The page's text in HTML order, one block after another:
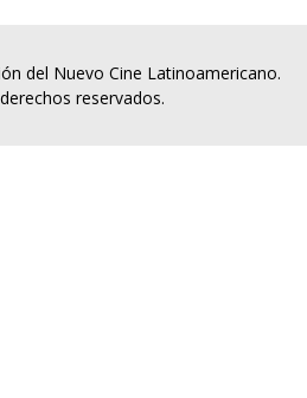
del Nuevo Cine Latinoamericano.
reservados.